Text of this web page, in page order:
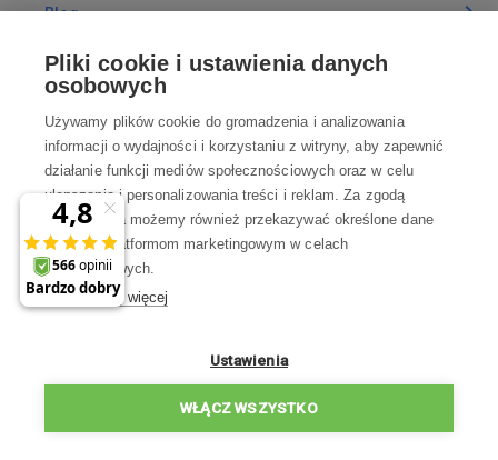
Blog
Poradnia
Wszystko o zakupach
Kontakt
Skontaktuj się z Nami
Pon-Pt 8:00—17:00
WSZYSTKIE KONTAKTY
Pliki cookie i ustawienia danych
osobowych
Używamy plików cookie do gromadzenia i analizowania
informacji o wydajności i korzystaniu z witryny, aby zapewnić
działanie funkcji mediów społecznościowych oraz w celu
ulepszania i personalizowania treści i reklam. Za zgodą
użytkownika możemy również przekazywać określone dane
osobowe platformom marketingowym w celach
marketingowych.
Dowiedz się więcej
Ustawienia
WŁĄCZ WSZYSTKO